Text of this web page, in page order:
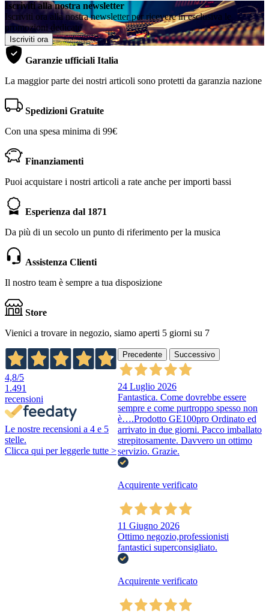
Iscriviti alla nostra newsletter
Iscriviti ora alla nostra newsletter per ricevere in esclusiva le
promozioni dedicate
Iscriviti ora
Garanzie ufficiali Italia
La maggior parte dei nostri articoli sono protetti da garanzia nazione
Spedizioni Gratuite
Con una spesa minima di 99€
Finanziamenti
Puoi acquistare i nostri articoli a rate anche per importi bassi
Esperienza dal 1871
Da più di un secolo un punto di riferimento per la musica
Assistenza Clienti
Il nostro team è sempre a tua disposizione
Store
Vienici a trovare in negozio, siamo aperti 5 giorni su 7
4,8/5
1.491
recensioni
Le nostre recensioni a 4 e 5
stelle.
Clicca qui per leggerle tutte >
Precedente Successivo
24 Luglio 2026
Fantastica. Come dovrebbe essere
sempre e come purtroppo spesso non
è….Prodotto GE100pro Ordinato ed
arrivato in due giorni. Pacco imballato
strepitosamente. Davvero un ottimo
servizio. Grazie.
Acquirente verificato
11 Giugno 2026
Ottimo negozio,professionisti
fantastici superconsigliato.
Acquirente verificato